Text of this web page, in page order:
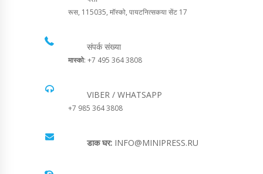
रूस, 115035, मॉस्को, पायटनित्सकया सेंट 17
संपर्क संख्या
मास्को: +7 495 364 3808
VIBER / WHATSAPP
+7 985 364 3808
डाक घर: INFO@MINIPRESS.RU